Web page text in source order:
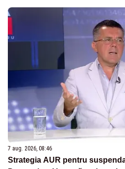
7 aug. 2026, 08:46
Strategia AUR pentru